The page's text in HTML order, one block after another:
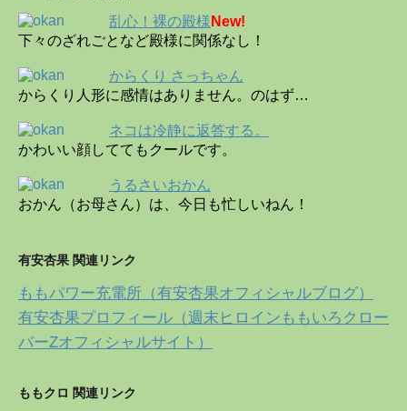
乱心！裸の殿様 New!
下々のざれごとなど殿様に関係なし！
からくり さっちゃん
からくり人形に感情はありません。のはず…
ネコは冷静に返答する。
かわいい顔しててもクールです。
うるさいおかん
おかん（お母さん）は、今日も忙しいねん！
有安杏果 関連リンク
ももパワー充電所（有安杏果オフィシャルブログ）
有安杏果プロフィール（週末ヒロインももいろクロー
バーZオフィシャルサイト）
ももクロ 関連リンク